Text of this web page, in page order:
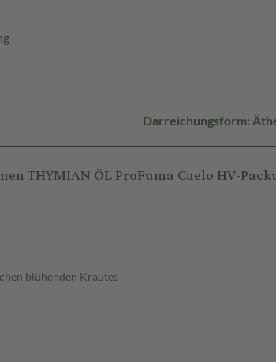
Darreichungsform:
THYMIAN ÖL ProFuma Caelo HV-
blühenden Krautes